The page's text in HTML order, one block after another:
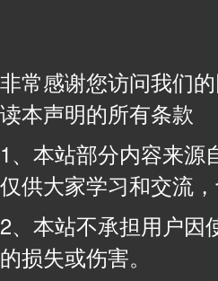
非常感谢您访问我们
读本声明的所有条款
1、本站部分内容来源
仅供大家学习和交流
2、本站不承担用户因
的损失或伤害。